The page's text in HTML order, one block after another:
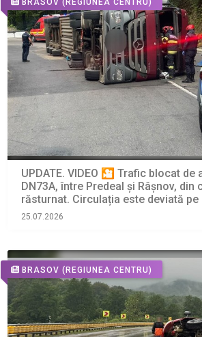
BRASOV (REGIUNEA CENTRU)
UPDATE. VIDEO 🎦 Trafic blocat de
DN73A, între Predeal și Râșnov, din
răsturnat. Circulația este deviată pe
25.07.2026
BRASOV (REGIUNEA CENTRU)